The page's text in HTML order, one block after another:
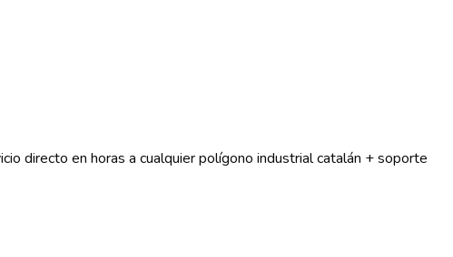
directo en horas a cualquier polígono industrial catalán + soporte